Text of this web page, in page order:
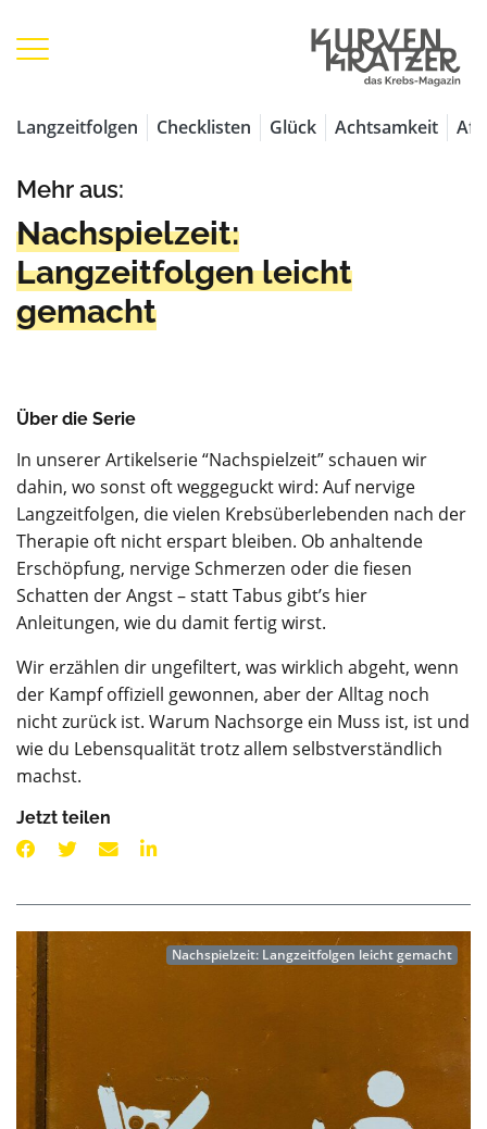
Langzeitfolgen Checklisten Glück Achtsamkeit
Mehr aus:
Nachspielzeit:
Langzeitfolgen leicht
gemacht
Über die Serie
In unserer Artikelserie “Nachspielzeit” schauen wir
dahin, wo sonst oft weggeguckt wird: Auf nervige
Langzeitfolgen, die vielen Krebsüberlebenden nach der
Therapie oft nicht erspart bleiben. Ob anhaltende
Erschöpfung, nervige Schmerzen oder die fiesen
Schatten der Angst – statt Tabus gibt’s hier
Anleitungen, wie du damit fertig wirst.
Wir erzählen dir ungefiltert, was wirklich abgeht, wenn
der Kampf offiziell gewonnen, aber der Alltag noch
nicht zurück ist. Warum Nachsorge ein Muss ist, ist und
wie du Lebensqualität trotz allem selbstverständlich
machst.
Jetzt teilen
Nachspielzeit: Langzeitfolgen leicht gemacht